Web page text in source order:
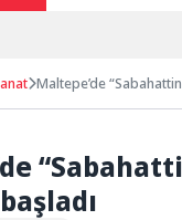
Maltepe’de